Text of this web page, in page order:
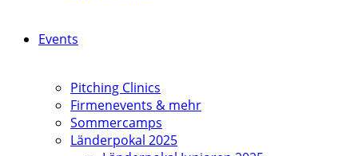
Events
Pitching Clinics
Firmenevents & mehr
Sommercamps
Länderpokal 2025